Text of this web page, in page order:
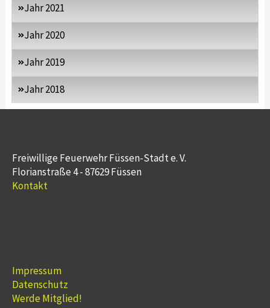
Jahr 2021
Jahr 2020
Jahr 2019
Jahr 2018
Freiwillige Feuerwehr Füssen-Stadt e. V.
Florianstraße 4 - 87629 Füssen
Kontakt
Impressum
Datenschutz
Werde Mitglied!